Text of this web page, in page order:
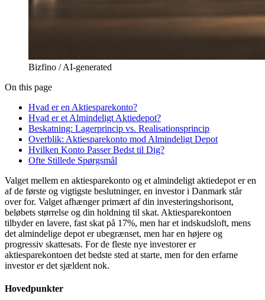
Bizfino / AI-generated
On this page
Hvad er en Aktiesparekonto?
Hvad er et Almindeligt Aktiedepot?
Beskatning: Lagerprincip vs. Realisationsprincip
Overblik: Aktiesparekonto mod Almindeligt Depot
Hvilken Konto Passer Bedst til Dig?
Ofte Stillede Spørgsmål
Valget mellem en aktiesparekonto og et almindeligt aktiedepot er en
af de første og vigtigste beslutninger, en investor i Danmark står
over for. Valget afhænger primært af din investeringshorisont,
beløbets størrelse og din holdning til skat. Aktiesparekontoen
tilbyder en lavere, fast skat på 17%, men har et indskudsloft, mens
det almindelige depot er ubegrænset, men har en højere og
progressiv skattesats. For de fleste nye investorer er
aktiesparekontoen det bedste sted at starte, men for den erfarne
investor er det sjældent nok.
Hovedpunkter